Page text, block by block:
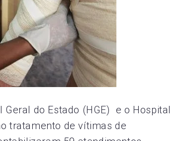
do Estado (HGE) e o Hospital
tratamento de vítimas de